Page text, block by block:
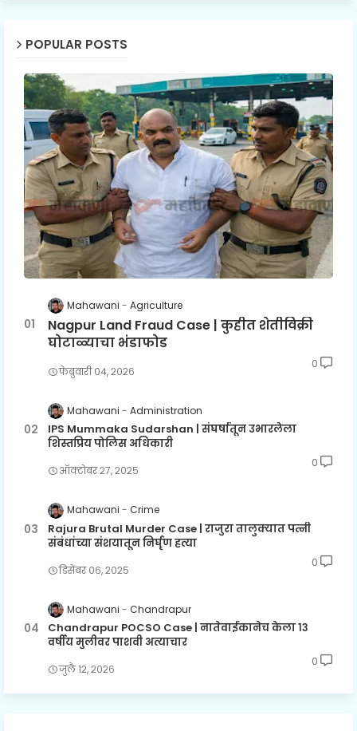
POPULAR POSTS
Mahawani Agriculture
Nagpur Land Fraud Case | कुहीत शेतीविक्री
घोटाळ्याचा भंडाफोड
फेब्रुवारी ०४, २०२६
0
Mahawani Administration
IPS Mummaka Sudarshan | संघर्षातून उभारलेला
शिस्तप्रिय पोलिस अधिकारी
ऑक्टोबर २७, २०२५
0
Mahawani Crime
Rajura Brutal Murder Case | राजुरा तालुक्यात पत्नी
संबंधांच्या संशयातून निर्घृण हत्या
डिसेंबर ०६, २०२५
0
Mahawani Chandrapur
Chandrapur POCSO Case | नातेवाईकानेच केला १३
वर्षीय मुलीवर पाशवी अत्याचार
जुलै १२, २०२६
0